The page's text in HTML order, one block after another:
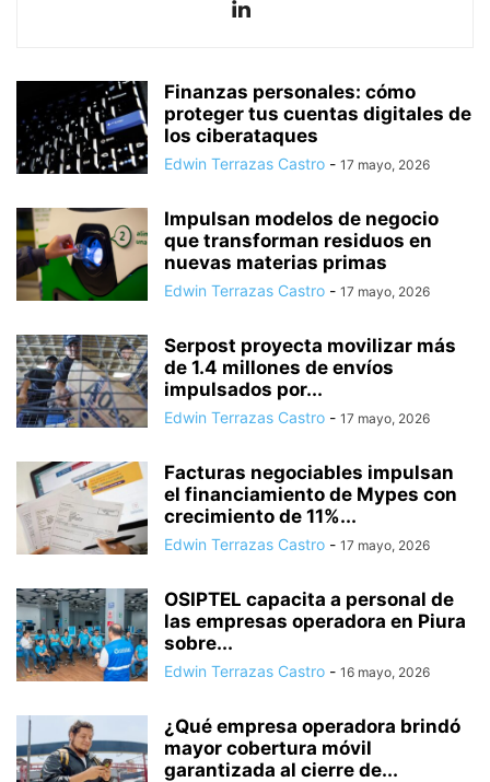
Finanzas personales: cómo
proteger tus cuentas digitales de
los ciberataques
Edwin Terrazas Castro - 17 mayo, 2026
Impulsan modelos de negocio
que transforman residuos en
nuevas materias primas
Edwin Terrazas Castro - 17 mayo, 2026
Serpost proyecta movilizar más
de 1.4 millones de envíos
impulsados por...
Edwin Terrazas Castro - 17 mayo, 2026
Facturas negociables impulsan
el financiamiento de Mypes con
crecimiento de 11%...
Edwin Terrazas Castro - 17 mayo, 2026
OSIPTEL capacita a personal de
las empresas operadora en Piura
sobre...
Edwin Terrazas Castro - 16 mayo, 2026
¿Qué empresa operadora brindó
mayor cobertura móvil
garantizada al cierre de...